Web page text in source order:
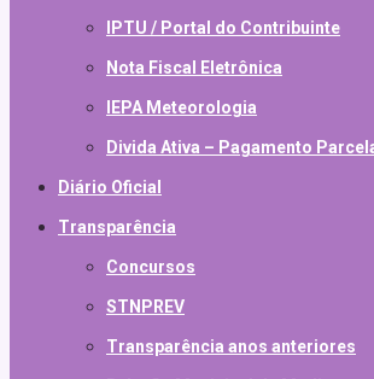
IPTU / Portal do Contribuinte
Nota Fiscal Eletrônica
IEPA Meteorologia
Divida Ativa – Pagamento
Diário Oficial
Transparência
Concursos
STNPREV
Transparência anos anteriores